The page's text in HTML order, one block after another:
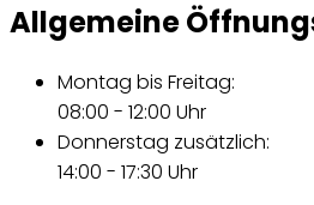
Allgemeine
Montag bis Freitag:
08:00 - 12:00 Uhr
Donnerstag zusätzlich:
14:00 - 17:30 Uhr